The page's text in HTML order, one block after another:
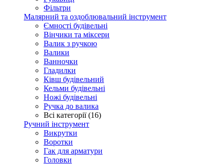
Фільтри
Малярний та оздоблювальний інструмент
Ємності будівельні
Вінчики та міксери
Валик з ручкою
Валики
Ванночки
Гладилки
Ківш будівельний
Кельми будівельні
Ножі будівельні
Ручка до валика
Всі категорії (16)
Ручний інструмент
Викрутки
Воротки
Гак для арматури
Головки